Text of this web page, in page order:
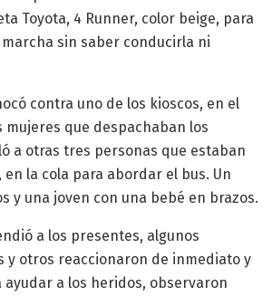
Toyota, 4 Runner, color beige, para
sin saber conducirla ni
contra uno de los kioscos, en el
mujeres que despachaban los
a otras tres personas que estaban
la cola para abordar el bus. Un
y una joven con una bebé en brazos.
a los presentes, algunos
y otros reaccionaron de inmediato y
ayudar a los heridos, observaron